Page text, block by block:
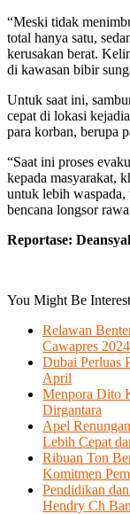
“Meski tidak
total hanya satu,
kerusakan berat.
di kawasan bibir
Untuk saat ini,
cepat di lokasi
para korban, berupa
“Saat ini proses
kepada masyarakat,
untuk lebih waspada,
bencana longsor
Reportase:
You Might Be
Relawan
Cawapres 2024
Dubai Perluas
April
Menpora Dito
Dirgantara
Apel
Lebih Cepat
Ribuan Ton
Komitmen
Pendidikan
Hendry Ch